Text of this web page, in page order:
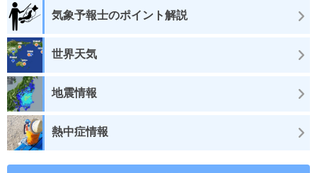
気象予報士のポイント解説
世界天気
地震情報
熱中症情報